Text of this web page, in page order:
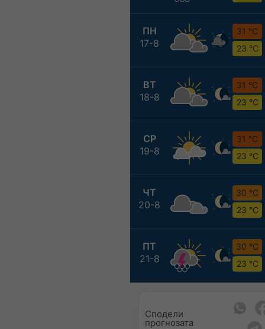
ПН
17-8
31 °C
23 °C
ВТ
18-8
31 °C
23 °C
СР
19-8
31 °C
23 °C
ЧТ
20-8
30 °C
23 °C
ПТ
21-8
30 °C
23 °C
Сподели
прогнозата